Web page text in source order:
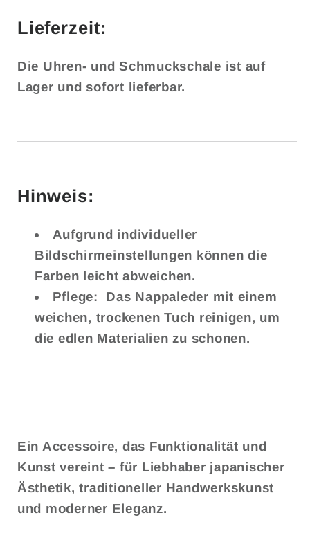
Lieferzeit:
Die Uhren- und Schmuckschale ist auf
Lager und sofort lieferbar.
Hinweis:
Aufgrund individueller
Bildschirmeinstellungen können die
Farben leicht abweichen.
Pflege:
Das Nappaleder mit einem
weichen, trockenen Tuch reinigen, um
die edlen Materialien zu schonen.
Ein Accessoire, das Funktionalität und
Kunst vereint – für Liebhaber japanischer
Ästhetik, traditioneller Handwerkskunst
und moderner Eleganz.